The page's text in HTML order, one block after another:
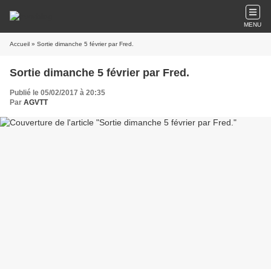
MENU
Accueil » Sortie dimanche 5 février par Fred.
Sortie dimanche 5 février par Fred.
Publié le 05/02/2017 à 20:35
Par AGVTT